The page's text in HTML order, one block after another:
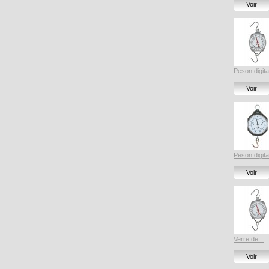
Voir
Peson
Voir
Peson
Voir
Verre de...
Voir